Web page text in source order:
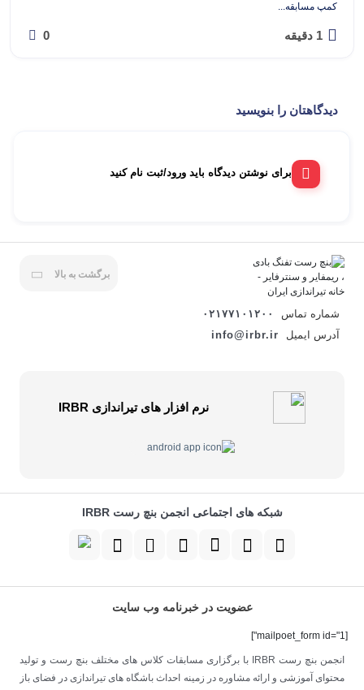
کمپ مسابقه...
1 دقیقه 0
دیدگاهتان را بنویسید
برای نوشتن دیدگاه باید ورود/ثبت نام کنید
برگشت به بالا
شماره تماس
۰۲۱۷۷۱۰۱۲۰۰
آدرس ایمیل
info@irbr.ir
نرم افزار های تیراندازی IRBR
شبکه های اجتماعی انجمن بنچ رست IRBR
عضویت در خبرنامه وب سایت
[mailpoet_form id="1"]
انجمن بنچ رست IRBR با برگزاری مسابقات کلاس های مختلف بنچ رست و تولید
محتوای آموزشی و ارائه مشاوره در زمینه احداث باشگاه های تیراندازی در فضای باز